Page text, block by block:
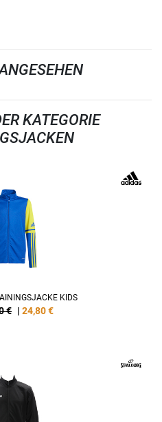
KATEGORIE
KIDS
€ | 24,80€